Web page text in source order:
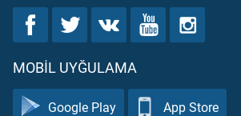
MOBIL UYĞULAMA
Google Play App Store